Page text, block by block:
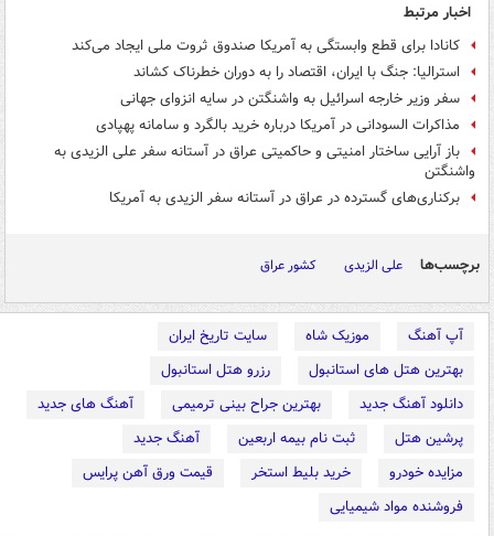
اخبار مرتبط
کانادا برای قطع وابستگی به آمریکا صندوق ثروت ملی ایجاد می‌کند
استرالیا: جنگ با ایران، اقتصاد را به دوران خطرناک کشاند
سفر وزیر خارجه اسرائیل به واشنگتن در سایه انزوای جهانی
مذاکرات السودانی در آمریکا درباره خرید بالگرد و سامانه پهپادی
باز آرایی ساختار امنیتی و حاکمیتی عراق در آستانه سفر علی الزیدی به
واشنگتن
برکناری‌های گسترده در عراق در آستانه سفر الزیدی به آمریکا
برچسب‌ها علی الزیدی کشور عراق
آپ آهنگ موزیک شاه
سایت تاریخ ایران
بهترین هتل های استانبول
رزرو هتل استانبول
دانلود آهنگ جدید
بهترین جراح بینی ترمیمی
آهنگ های جدید
پرشین هتل
ثبت نام بیمه اربعین
آهنگ جدید
مزایده خودرو
خرید بلیط استخر
قیمت ورق آهن پرایس
فروشنده مواد شیمیایی